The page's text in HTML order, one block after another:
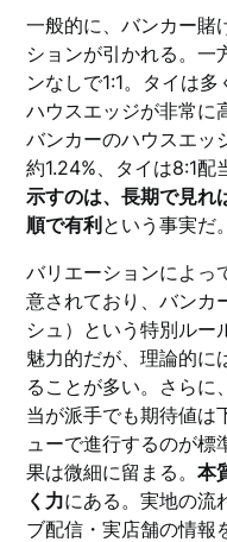
一般的に、バンカー賭
ションが引かれる。一
ンなしで1:1。タイは多
ハウスエッジが非常に
バンカーのハウスエッ
約1.24%、タイは8:1配
示すのは、長期で見れ
順で有利 という事実だ。
バリエーションによっ
意されており、バンカ
シュ）という特別ルー
魅力的だが、理論的に
ることが多い。さらに
当が派手でも期待値は
ューで進行するのが標
果は微細に留まる。本
く力にある。実地の流
ブ配信・実店舗の情報